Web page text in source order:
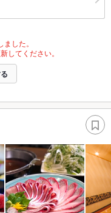
した。
してください。